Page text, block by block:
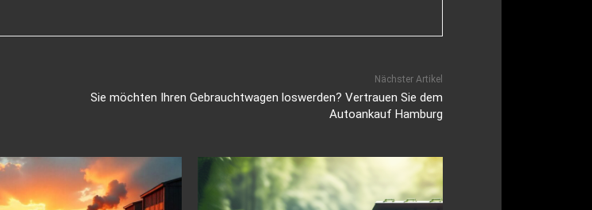
Nächster Artikel
Sie möchten Ihren Gebrauchtwagen loswerden? Vertrauen Sie dem
Autoankauf Hamburg